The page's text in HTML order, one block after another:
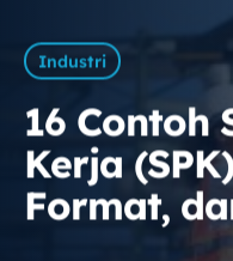
Industri
16 Contoh
Kerja
Format,